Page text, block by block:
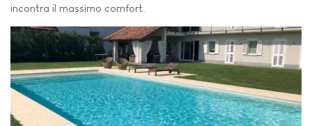
incontra il massimo comfort.